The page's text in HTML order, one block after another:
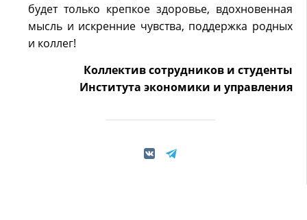
будет только крепкое здоровье, вдохновенная
мысль и искренние чувства, поддержка родных
и коллег!
Коллектив сотрудников и студенты
Института экономики и управления